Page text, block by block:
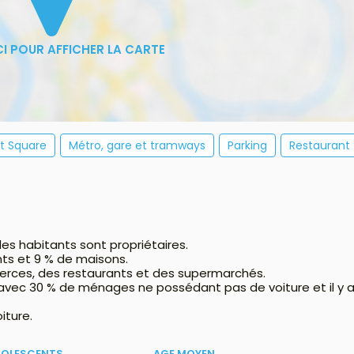
Square Métro, gare et tramways Parking Restaurant
habitants sont propriétaires.
et 9 % de maisons.
des restaurants et des supermarchés.
30 % de ménages ne possédant pas de voiture et il y